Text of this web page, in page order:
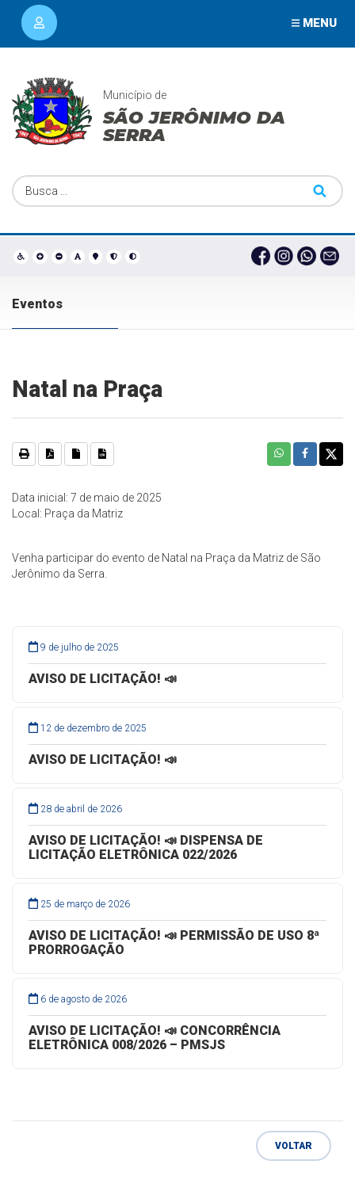
MENU
Município de
SÃO JERÔNIMO DA
SERRA
Eventos
Natal na Praça
Data inicial: 7 de maio de 2025
Local: Praça da Matriz
Venha participar do evento de Natal na Praça da Matriz de São
Jerônimo da Serra.
9 de julho de 2025
AVISO DE LICITAÇÃO! 📣
12 de dezembro de 2025
AVISO DE LICITAÇÃO! 📣
28 de abril de 2026
AVISO DE LICITAÇÃO! 📣 DISPENSA DE
LICITAÇÃO ELETRÔNICA 022/2026
25 de março de 2026
AVISO DE LICITAÇÃO! 📣 PERMISSÃO DE USO 8ª
PRORROGAÇÃO
6 de agosto de 2026
AVISO DE LICITAÇÃO! 📣 CONCORRÊNCIA
ELETRÔNICA 008/2026 – PMSJS
VOLTAR